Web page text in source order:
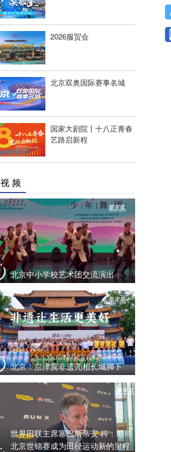
2026服贸会
北京双奥国际赛事名城
国家大剧院丨十八正青春
艺路启新程
视 频
北京中小学校艺术团交流演出
北京：京津冀非遗亮相长城脚下
世界田联主席塞巴斯蒂安·科：期待
北京世锦赛成为田径运动新的里程